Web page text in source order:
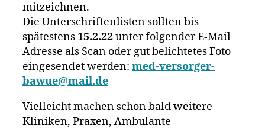
mitzeichnen.
Die Unterschriftenlisten sollten bis
spätestens15.2.22unter folgender E-Mail
Adresse als Scan oder gut belichtetes Foto
eingesendet werden: med-versorger-
bawue@mail.de
Vielleicht machen schon bald weitere
Kliniken, Praxen, Ambulante